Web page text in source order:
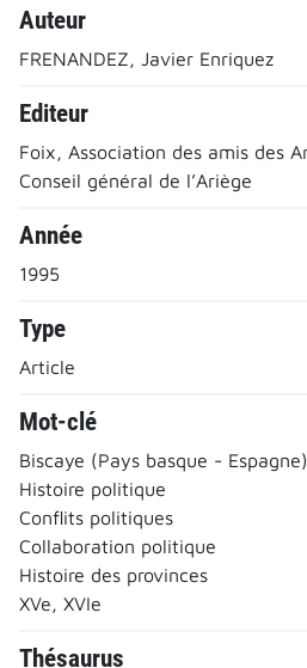
Auteur
FRENANDEZ, Javier Enriquez
Editeur
Foix, Association des amis des
Conseil général de l’Ariège
Année
1995
Type
Article
Mot-clé
Biscaye (Pays basque - Espagne)
Histoire politique
Conflits politiques
Collaboration politique
Histoire des provinces
XVe, XVIe
Thésaurus